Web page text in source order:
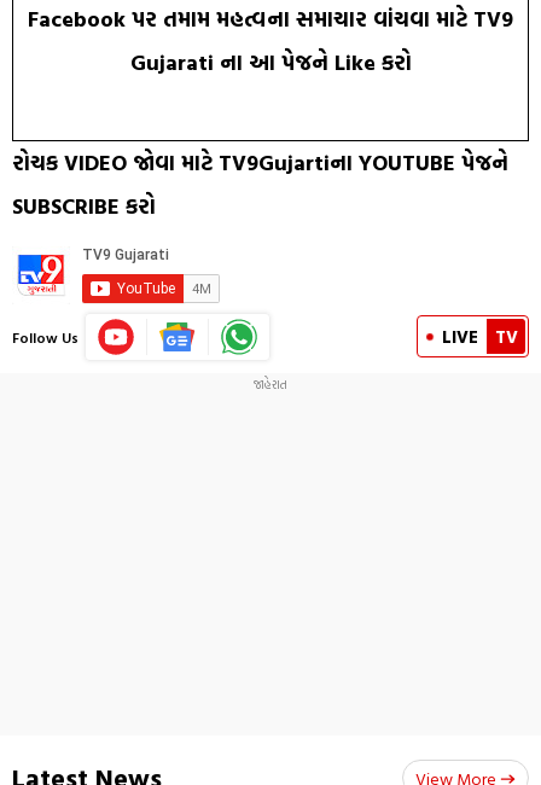
Facebook પર તમામ મહત્વના સમાચાર વાંચવા માટે TV9
Gujarati ના આ પેજને Like કરો
રોચક VIDEO જોવા માટે TV9Gujartiના YOUTUBE પેજને
SUBSCRIBE કરો
Follow Us LIVE TV
Latest News View More